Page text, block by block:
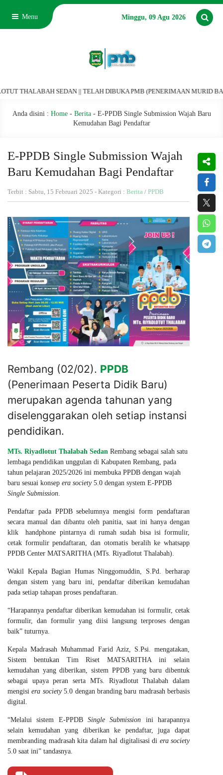
Menu Minggu, 09 Agu 2026
SEDAN || TELAH DIBUKA PMB (PENERIMAAN MURID BARU)
Anda disini : Home- Berita- E-PPDB Single Submission Wajah Baru
Kemudahan Bagi Pendaftar
E-PPDB Single Submission Wajah
Baru Kemudahan Bagi Pendaftar
Terbit : Sabtu, 15 Februari 2025 - Kategori : Berita / PPDB
Rembang (02/02). PPDB
(Penerimaan Peserta Didik Baru)
merupakan agenda tahunan yang
diselenggarakan oleh setiap instansi
pendidikan.
MTs. Riyadlotut Thalabah Sedan Rembang sebagai salah satu
lembaga pendidikan unggulan di Kabupaten Rembang, pada
tahun pelajaran 2025/2026 ini membuka PPDB dengan wajah
baru sesuai konsep era society5.0 dengan system E-PPDB
Single Submission
Pendaftar pada PPDB sebelumnya mengisi form pendaftaran
secara manual dan dibantu oleh panitia, saat ini hanya dengan
klik handphone pintarnya di rumah sudah bisa isi formulir,
cetak formulir pendaftaran, dan otomatis beralih ke whatsapp
PPDB Center MATSARITHA (MTs. Riyadlotut Thalabah).
Wakil Kepala Bagian Humas Ninggomuddin, S.Pd. berharap
dengan sistem yang baru ini, pendaftar diberikan kemudahan
pada setiap tahapan proses pendaftaran.
“Harapannya pendaftar diberikan kemudahan isi formulir, cetak
formulir, dan formulir yang diisi langsung terproses dengan
baik” tuturnya.
Kepala Madrasah Muhammad Farid Aziz, S.Psi. mengatakan,
Sistem bentukan Tim Riset MATSARITHA ini selain
kemudahan yang diberikan, sistem PPDB yang baru dibentuk
sebagai upaya peran serta MTs. Riyadlotut Thalabah dalam
mengisiera society5.0 dengan branding baru madrasah berbasis
digital.
“Melalui sistem E-PPDB Single Submission ini harapannya
selain kemudahan yang diberikan ke pendaftar, juga dapat
membranding madrasah kita dalam hal digitalisasi di era society
5.0 saat ini” tandasnya.